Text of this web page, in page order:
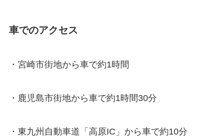
車でのアクセス
・宮崎市街地から車で約1時間
・鹿児島市街地から車で約1時間30分
・東九州自動車道「高原IC」から車で約10分